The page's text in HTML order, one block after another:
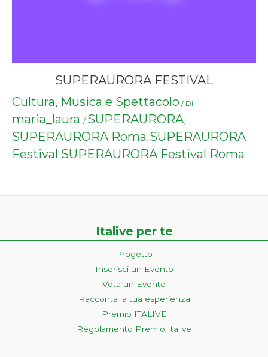
SUPERAURORA FESTIVAL
Cultura, Musica e Spettacolo / Di
maria_laura / SUPERAURORA,
SUPERAURORA Roma, SUPERAURORA
Festival , SUPERAURORA Festival Roma
Italive per te
Progetto
Inserisci un Evento
Vota un Evento
Racconta la tua esperienza
Premio ITALIVE
Regolamento Premio Italive